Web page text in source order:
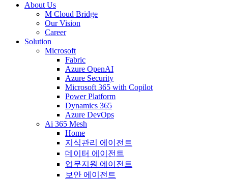
About Us
M Cloud Bridge
Our Vision
Career
Solution
Microsoft
Fabric
Azure OpenAI
Azure Security
Microsoft 365 with Copilot
Power Platform
Dynamics 365
Azure DevOps
Ai 365 Mesh
Home
지식관리 에이전트
데이터 에이전트
업무지원 에이전트
보안 에이전트